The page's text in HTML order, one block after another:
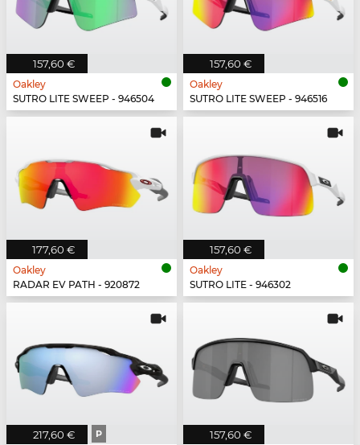
157,60 €
Oakley
SUTRO LITE SWEEP - 946504
157,60 €
Oakley
SUTRO LITE SWEEP - 946516
177,60 €
Oakley
RADAR EV PATH - 920872
157,60 €
Oakley
SUTRO LITE - 946302
217,60 € P 157,60 €